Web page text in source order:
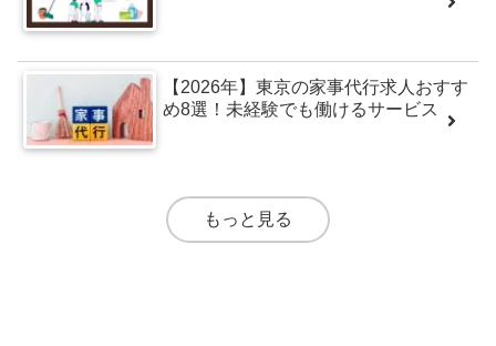
【2026年】東京の家事代行求人おすす
め8選！未経験でも働けるサービス
もっと見る